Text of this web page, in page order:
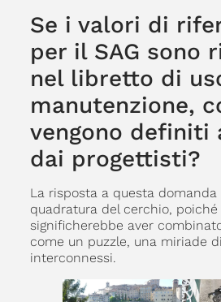
Se i valori di
per il SAG sono
nel libretto di
manutenzione,
vengono definiti
dai progettisti?
La risposta a questa
quadratura del cerchio, poiché
significherebbe aver
come un puzzle, una miriade
interconnessi.